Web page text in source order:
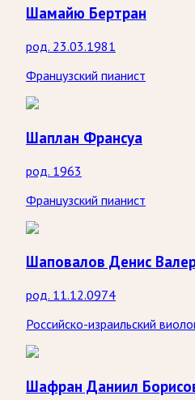
Шамайю Бертран
род. 23.03.1981
Французский пианист
Шаплан Франсуа
род. 1963
Французский пианист
Шаповалов Денис
род. 11.12.0974
Российско-израильский
Шафран Даниил